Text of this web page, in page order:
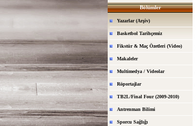
Bölümler
Yazarlar (Arşiv)
Basketbol Tarihçemiz
Fikstür & Maç Özetleri (Video)
Makaleler
Multimedya / Videolar
Röportajlar
TB2L/Final Four (2009-2010)
Antrenman Bilimi
Sporcu Sağlığı